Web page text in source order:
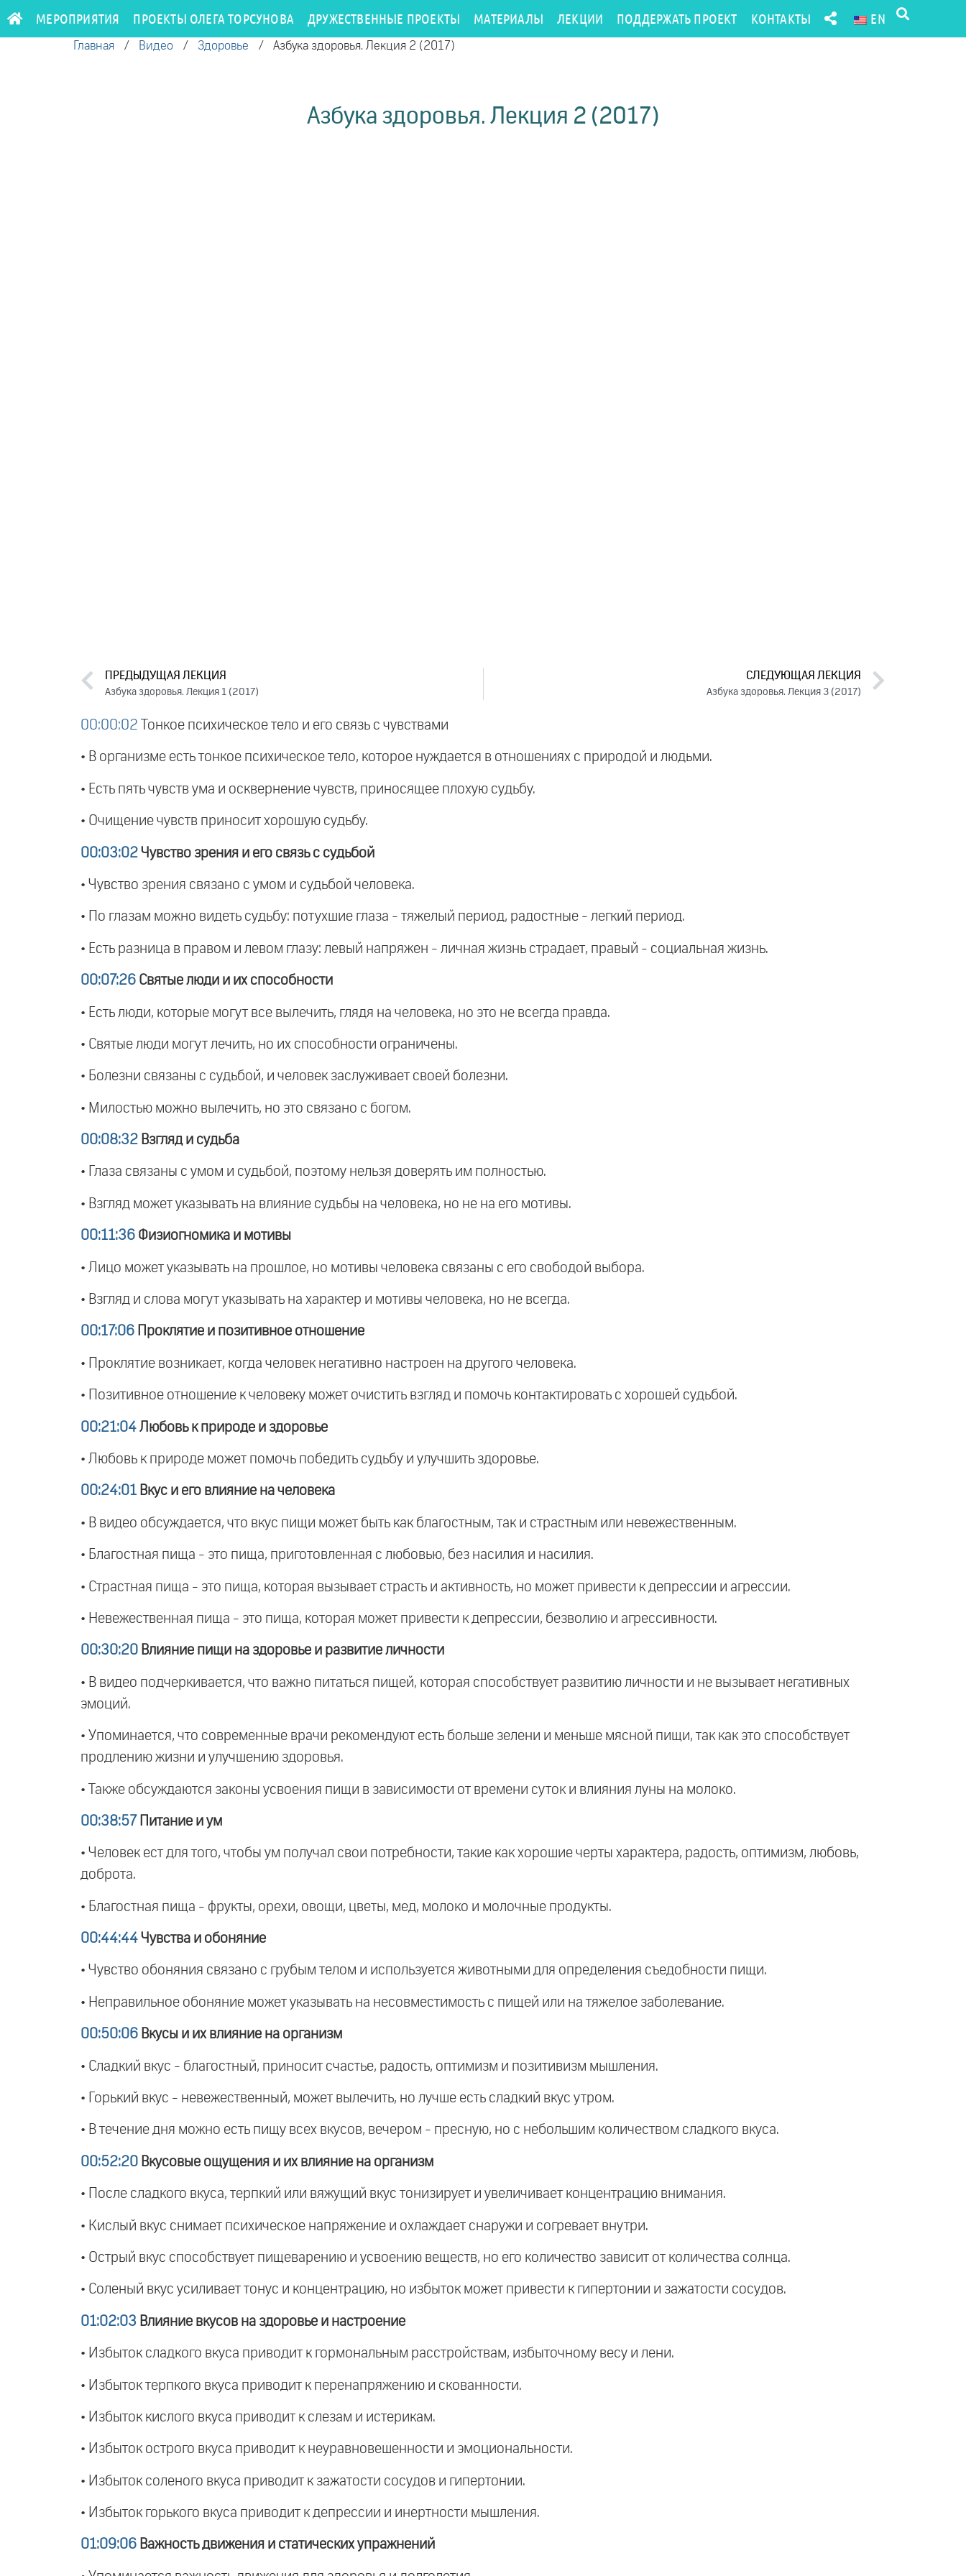
МЕРОПРИЯТИЯ ПРОЕКТЫ ОЛЕГА ТОРСУНОВА ДРУЖЕСТВЕННЫЕ ПРОЕКТЫ МАТЕРИАЛЫ ЛЕКЦИИ ПОДДЕРЖАТЬ ПРОЕКТ КОНТАКТЫ EN
Главная / Видео / Здоровье / Азбука здоровья. Лекция 2 (2017)
Азбука здоровья. Лекция 2 (2017)
ПРЕДЫДУЩАЯ ЛЕКЦИЯ
Азбука здоровья. Лекция 1 (2017)
СЛЕДУЮЩАЯ ЛЕКЦИЯ
Азбука здоровья. Лекция 3 (2017)
00:00:02 Тонкое психическое тело и его связь с чувствами
• В организме есть тонкое психическое тело, которое нуждается в отношениях с природой и людьми.
• Есть пять чувств ума и осквернение чувств, приносящее плохую судьбу.
• Очищение чувств приносит хорошую судьбу.
00:03:02 Чувство зрения и его связь с судьбой
• Чувство зрения связано с умом и судьбой человека.
• По глазам можно видеть судьбу: потухшие глаза - тяжелый период, радостные - легкий период.
• Есть разница в правом и левом глазу: левый напряжен - личная жизнь страдает, правый - социальная жизнь.
00:07:26 Святые люди и их способности
• Есть люди, которые могут все вылечить, глядя на человека, но это не всегда правда.
• Святые люди могут лечить, но их способности ограничены.
• Болезни связаны с судьбой, и человек заслуживает своей болезни.
• Милостью можно вылечить, но это связано с богом.
00:08:32 Взгляд и судьба
• Глаза связаны с умом и судьбой, поэтому нельзя доверять им полностью.
• Взгляд может указывать на влияние судьбы на человека, но не на его мотивы.
00:11:36 Физиогномика и мотивы
• Лицо может указывать на прошлое, но мотивы человека связаны с его свободой выбора.
• Взгляд и слова могут указывать на характер и мотивы человека, но не всегда.
00:17:06 Проклятие и позитивное отношение
• Проклятие возникает, когда человек негативно настроен на другого человека.
• Позитивное отношение к человеку может очистить взгляд и помочь контактировать с хорошей судьбой.
00:21:04 Любовь к природе и здоровье
• Любовь к природе может помочь победить судьбу и улучшить здоровье.
00:24:01 Вкус и его влияние на человека
• В видео обсуждается, что вкус пищи может быть как благостным, так и страстным или невежественным.
• Благостная пища - это пища, приготовленная с любовью, без насилия и насилия.
• Страстная пища - это пища, которая вызывает страсть и активность, но может привести к депрессии и агрессии.
• Невежественная пища - это пища, которая может привести к депрессии, безволию и агрессивности.
00:30:20 Влияние пищи на здоровье и развитие личности
• В видео подчеркивается, что важно питаться пищей, которая способствует развитию личности и не вызывает негативных
эмоций.
• Упоминается, что современные врачи рекомендуют есть больше зелени и меньше мясной пищи, так как это способствует
продлению жизни и улучшению здоровья.
• Также обсуждаются законы усвоения пищи в зависимости от времени суток и влияния луны на молоко.
00:38:57 Питание и ум
• Человек ест для того, чтобы ум получал свои потребности, такие как хорошие черты характера, радость, оптимизм, любовь,
доброта.
• Благостная пища - фрукты, орехи, овощи, цветы, мед, молоко и молочные продукты.
00:44:44 Чувства и обоняние
• Чувство обоняния связано с грубым телом и используется животными для определения съедобности пищи.
• Неправильное обоняние может указывать на несовместимость с пищей или на тяжелое заболевание.
00:50:06 Вкусы и их влияние на организм
• Сладкий вкус - благостный, приносит счастье, радость, оптимизм и позитивизм мышления.
• Горький вкус - невежественный, может вылечить, но лучше есть сладкий вкус утром.
• В течение дня можно есть пищу всех вкусов, вечером - пресную, но с небольшим количеством сладкого вкуса.
00:52:20 Вкусовые ощущения и их влияние на организм
• После сладкого вкуса, терпкий или вяжущий вкус тонизирует и увеличивает концентрацию внимания.
• Кислый вкус снимает психическое напряжение и охлаждает снаружи и согревает внутри.
• Острый вкус способствует пищеварению и усвоению веществ, но его количество зависит от количества солнца.
• Соленый вкус усиливает тонус и концентрацию, но избыток может привести к гипертонии и зажатости сосудов.
01:02:03 Влияние вкусов на здоровье и настроение
• Избыток сладкого вкуса приводит к гормональным расстройствам, избыточному весу и лени.
• Избыток терпкого вкуса приводит к перенапряжению и скованности.
• Избыток кислого вкуса приводит к слезам и истерикам.
• Избыток острого вкуса приводит к неуравновешенности и эмоциональности.
• Избыток соленого вкуса приводит к зажатости сосудов и гипертонии.
• Избыток горького вкуса приводит к депрессии и инертности мышления.
01:09:06 Важность движения и статических упражнений